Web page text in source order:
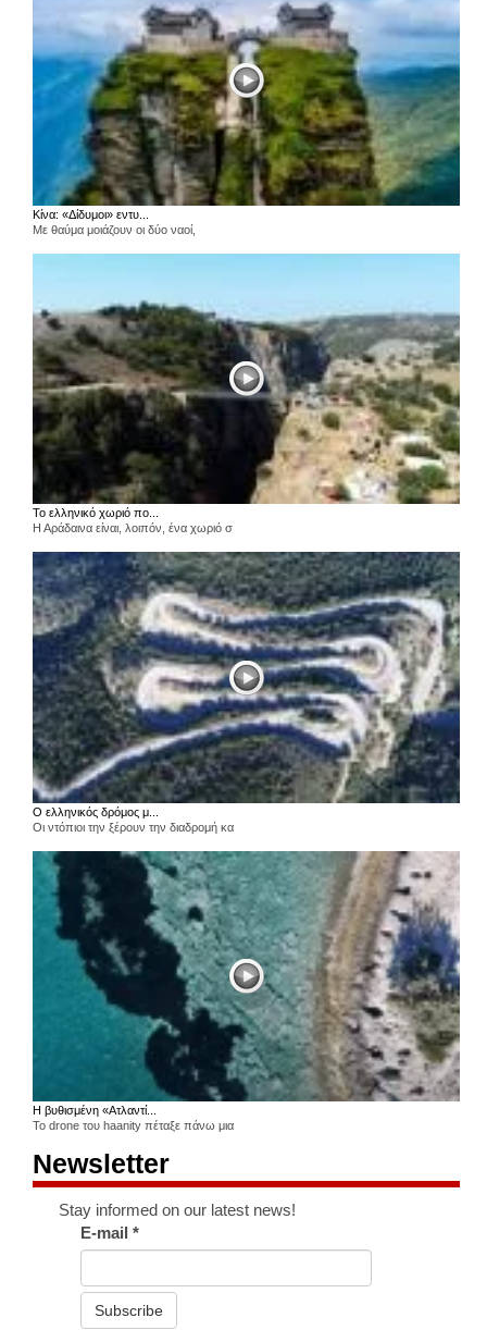
Κίνα: «Δίδυμοι» εντυ...
Με θαύμα μοιάζουν οι δύο ναοί,
Το ελληνικό χωριό πο...
Η Αράδαινα είναι, λοιπόν, ένα χωριό σ
Ο ελληνικός δρόμος μ...
Οι ντόπιοι την ξέρουν την διαδρομή κα
Η βυθισμένη «Ατλαντί...
Το drone του haanity πέταξε πάνω μια
Newsletter
Stay informed on our latest news!
E-mail*
Subscribe